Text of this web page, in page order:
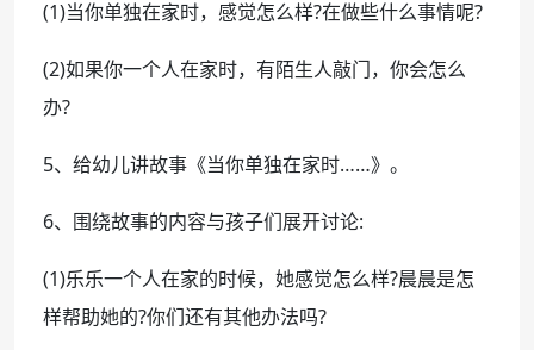
(1)当你单独在家时，感觉怎么样?在做些什么事情呢?
(2)如果你一个人在家时，有陌生人敲门，你会怎么
办?
5、给幼儿讲故事《当你单独在家时……》。
6、围绕故事的内容与孩子们展开讨论:
(1)乐乐一个人在家的时候，她感觉怎么样?晨晨是怎
样帮助她的?你们还有其他办法吗?